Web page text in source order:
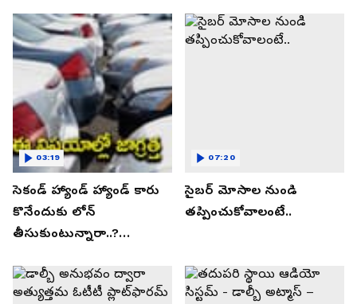
సెకండ్ హ్యాండ్ హ్యాండ్ కారు
కొనేందుకు లోన్
తీసుకుంటున్నారా..?
తెలుసుకోండి..!
03:19
సైబర్ మోసాల నుండి
తప్పించుకోవాలంటే..
07:20